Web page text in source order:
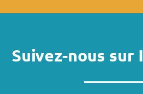
Suivez-nous sur